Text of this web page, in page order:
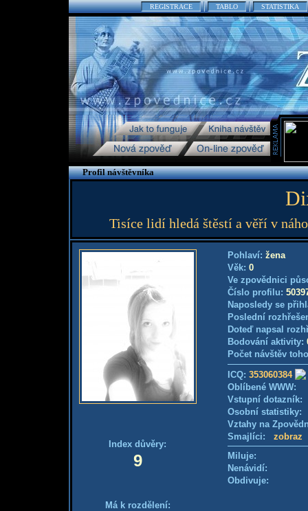
REGISTRACE TABLO STATISTIKA
Profil návštěvníka
Tisíce lidí hledá štěstí a věří v
Index důvěry:
9
Má k rozdělení:
Pohlaví: žena
Věk: 0
Ve zpovědnici
Číslo profilu:
Naposledy se
Poslední
Doteď napsal
Bodování aktivity:
Počet návštěv
ICQ: 353060384
Oblíbené WWW:
Vstupní
Osobní
Vztahy na
Smajlíci: zobraz
Miluje:
Nenávidí:
Obdivuje: